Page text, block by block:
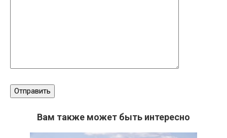
Вам также может быть интересно